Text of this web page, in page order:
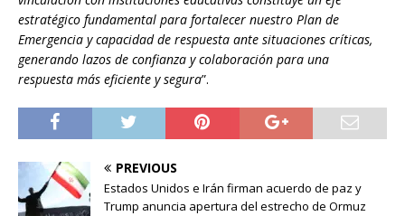
estratégico fundamental para fortalecer nuestro Plan de
Emergencia y capacidad de respuesta ante situaciones críticas,
generando lazos de confianza y colaboración para una
respuesta más eficiente y segura”.
PREVIOUS
Estados Unidos e Irán firman acuerdo de paz y
Trump anuncia apertura del estrecho de Ormuz